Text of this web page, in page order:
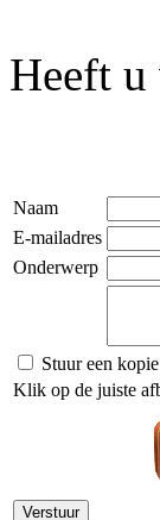
Heeft u
Naam
E-mailadres
Onderwerp
Stuur een
Klik op de juiste